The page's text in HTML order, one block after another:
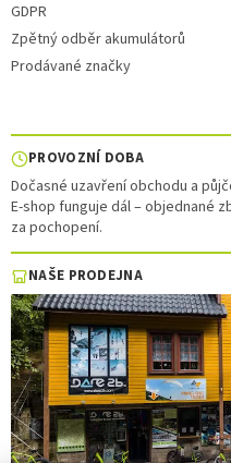
GDPR
Zpětný odběr akumulátorů
Prodávané značky
PROVOZNÍ DOBA
Dočasné uzavření obchodu a
E-shop funguje dál – objednané
za pochopení.
NAŠE PRODEJNA